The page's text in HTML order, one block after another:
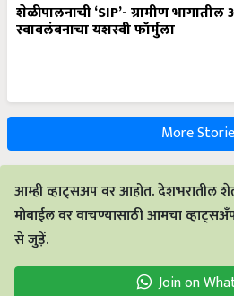
शेळीपालनाची ‘SIP’- ग्रामीण भागातील
स्वावलंबनाचा यशस्वी फॉर्मुला
More
आम्ही व्हाट्सअप वर आहोत. देशभरातील
मोबाईल वर वाचण्यासाठी आमचा
से जुड़ें.
Join on